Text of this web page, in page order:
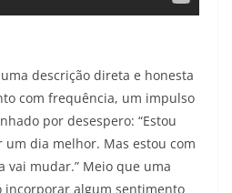
descrição direta e honesta
com frequência, um impulso
por desespero: “Estou
um dia melhor. Mas estou com
vai mudar.” Meio que uma
incorporar algum sentimento